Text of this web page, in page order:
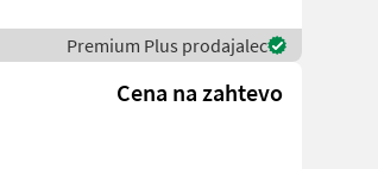
Premium Plus prodajalec
Cena na zahtevo